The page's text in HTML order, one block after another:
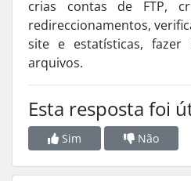
crias contas de FTP,
redireccionamentos,
site e estatísticas,
arquivos.
Esta resposta foi
Sim Não